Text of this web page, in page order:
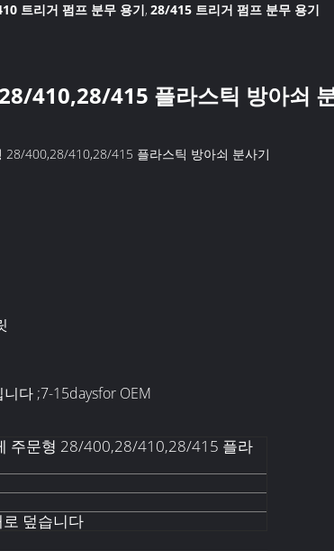
트리거 펌프 분무 용기, 28/415 트리거 펌프 분무 용기
410,28/415 플라스틱 방아쇠
400,28/410,28/415 플라스틱 방아쇠 분사기
다 ;7-15daysfor OEM
주문형 28/400,28/410,28/415 플라
덮습니다